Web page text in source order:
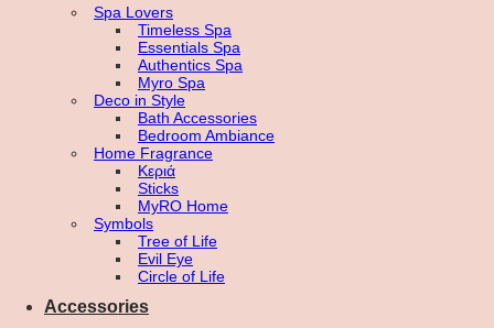
Spa Lovers
Timeless Spa
Essentials Spa
Authentics Spa
Myro Spa
Deco in Style
Bath Accessories
Bedroom Ambiance
Home Fragrance
Κεριά
Sticks
MyRO Home
Symbols
Tree of Life
Evil Eye
Circle of Life
Accessories